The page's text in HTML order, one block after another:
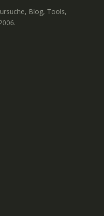
Blog, Tools,